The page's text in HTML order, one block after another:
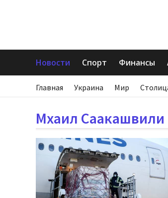
Новости Спорт Финансы
Главная Украина Мир
Мхаил Саакашвили